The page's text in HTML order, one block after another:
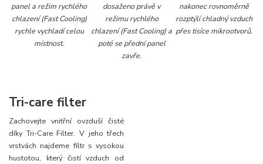
panel a režim rychlého
chlazení (Fast Cooling)
rychle vychladí celou
místnost.
dosaženo právě v
režimu rychlého
chlazení (Fast Cooling) a
poté se přední panel
zavře.
nakonec rovnoměrně
rozptýlí chladný vzduch
přes tisíce mikrootvorů.
Tri-care filter
Zachovejte vnitřní ovzduší čisté
díky Tri-Care Filter. V jeho třech
vrstvách najdeme filtr s vysokou
hustotou, který čistí vzduch od